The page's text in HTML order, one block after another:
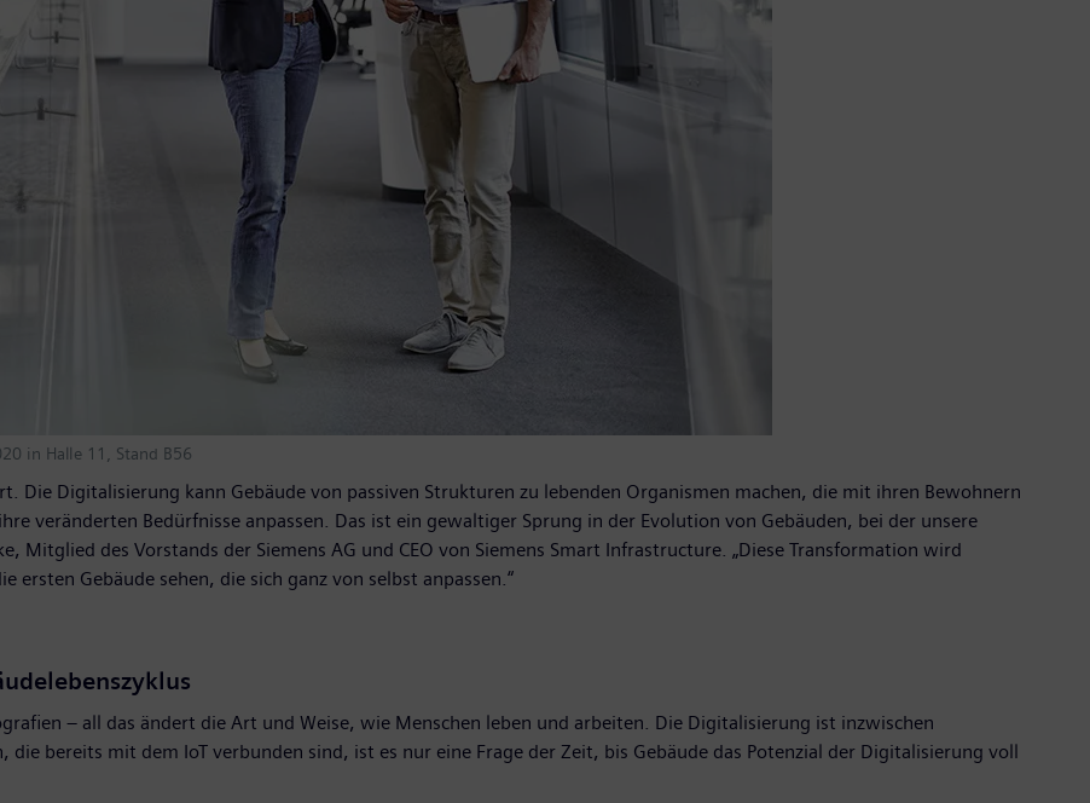
in Halle 11, Stand B56
Die Digitalisierung kann Gebäude von passiven Strukturen zu lebenden Organismen machen, die mit ihren Bewohnern
veränderten Bedürfnisse anpassen. Das ist ein gewaltiger Sprung in der Evolution von Gebäuden, bei der unsere
Mitglied des Vorstands der Siemens AG und CEO von Siemens Smart Infrastructure. „Diese Transformation wird
Gebäude sehen, die sich ganz von selbst anpassen.“
– all das ändert die Art und Weise, wie Menschen leben und arbeiten. Die Digitalisierung ist inzwischen
bereits mit dem IoT verbunden sind, ist es nur eine Frage der Zeit, bis Gebäude das Potenzial der Digitalisierung voll